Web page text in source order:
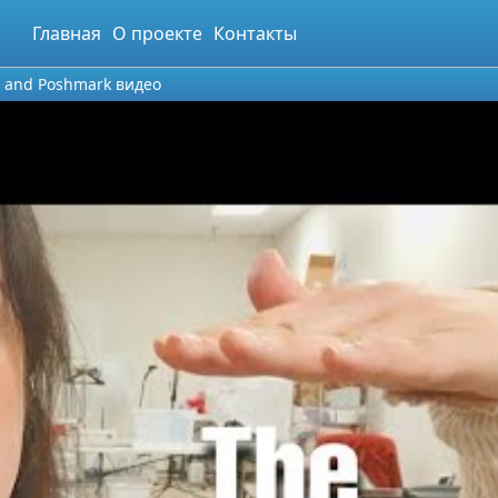
Главная О проекте Контакты
Poshmark видео